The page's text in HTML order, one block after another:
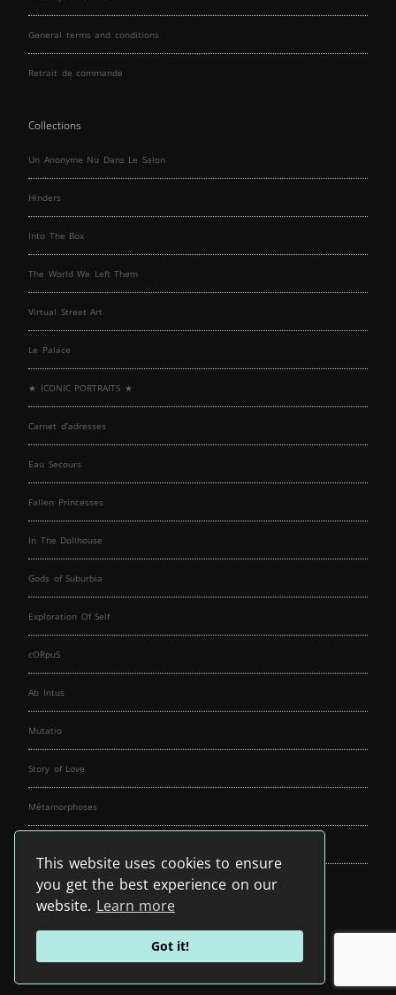
This website uses cookies to ensure
you get the best experience on our
website. Learn more
Got it!
General terms and conditions
Retrait de commande
Collections
Un Anonyme Nu Dans Le Salon
Hinders
Into The Box
The World We Left Them
Virtual Street Art
Le Palace
★ ICONIC PORTRAITS ★
Carnet d’adresses
Eau Secours
Fallen Princesses
In The Dollhouse
Gods of Suburbia
Exploration Of Self
cORpuS
Ab Intus
Mutatio
Story of Love
Métamorphoses
Music Spirit